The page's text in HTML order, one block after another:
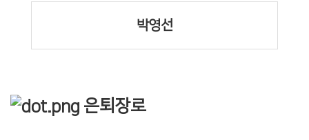
박영선
은퇴장로